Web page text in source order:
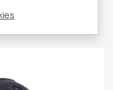
H9P3e-přilba